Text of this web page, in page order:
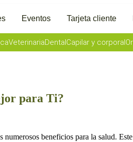
Eventos Tarjeta cliente
VeterinariaDentalCapilar y corporal
para Ti?
beneficios para la salud.